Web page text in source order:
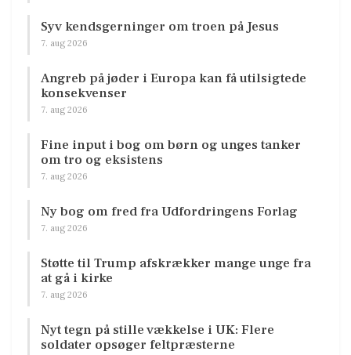
Syv kendsgerninger om troen på Jesus
7. aug 2026
Angreb på jøder i Europa kan få utilsigtede
konsekvenser
7. aug 2026
Fine input i bog om børn og unges tanker
om tro og eksistens
7. aug 2026
Ny bog om fred fra Udfordringens Forlag
7. aug 2026
Støtte til Trump afskrækker mange unge fra
at gå i kirke
7. aug 2026
Nyt tegn på stille vækkelse i UK: Flere
soldater opsøger feltpræsterne